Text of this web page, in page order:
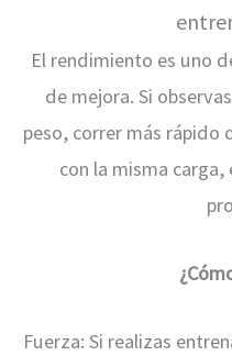
El rendimiento es uno
de mejora. Si
peso, correr más rápido
con la misma
Fuerza: Si realizas